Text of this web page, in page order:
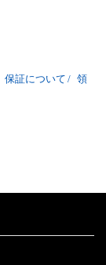
保証について / 領